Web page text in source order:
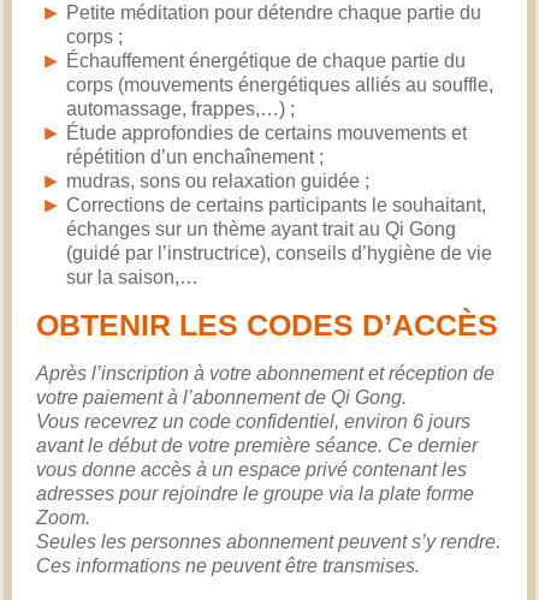
Petite méditation pour détendre chaque partie du
corps ;
Échauffement énergétique de chaque partie du
corps (mouvements énergétiques alliés au souffle,
automassage, frappes,…) ;
Étude approfondies de certains mouvements et
répétition d’un enchaînement ;
mudras, sons ou relaxation guidée ;
Corrections de certains participants le souhaitant,
échanges sur un thème ayant trait au Qi Gong
(guidé par l’instructrice), conseils d’hygiène de vie
sur la saison,…
OBTENIR LES CODES D’ACCÈS
Après l’inscription à votre abonnement et réception de
votre paiement à l’abonnement de Qi Gong.
Vous recevrez un code confidentiel, environ 6 jours
avant le début de votre première séance. Ce dernier
vous donne accès à un espace privé contenant les
adresses pour rejoindre le groupe via la plate forme
Zoom.
Seules les personnes abonnement peuvent s’y rendre.
Ces informations ne peuvent être transmises.